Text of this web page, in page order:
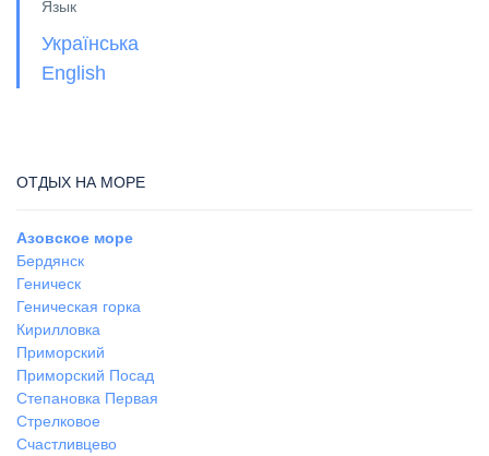
Язык
Українська
English
ОТДЫХ НА МОРЕ
Азовское море
Бердянск
Геническ
Геническая горка
Кирилловка
Приморский
Приморский Посад
Степановка Первая
Стрелковое
Счастливцево